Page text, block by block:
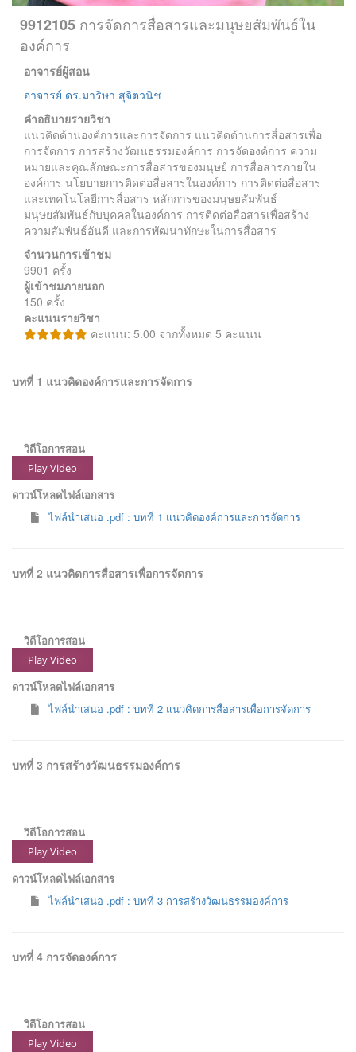
9912105 การจัดการสื่อสารและมนุษยสัมพันธ์ใน
องค์การ
อาจารย์ผู้สอน
อาจารย์ ดร.มาริษา สุจิตวนิช
คำอธิบายรายวิชา
แนวคิดด้านองค์การและการจัดการ แนวคิดด้านการสื่อสารเพื่อ
การจัดการ การสร้างวัฒนธรรมองค์การ การจัดองค์การ ความ
หมายและคุณลักษณะการสื่อสารของมนุษย์ การสื่อสารภายใน
องค์การ นโยบายการติดต่อสื่อสารในองค์การ การติดต่อสื่อสาร
และเทคโนโลยีการสื่อสาร หลักการของมนุษยสัมพันธ์
มนุษยสัมพันธ์กับบุคคลในองค์การ การติดต่อสื่อสารเพื่อสร้าง
ความสัมพันธ์อันดี และการพัฒนาทักษะในการสื่อสาร
จำนวนการเข้าชม
9901 ครั้ง
ผู้เข้าชมภายนอก
150 ครั้ง
คะแนนรายวิชา
คะแนน: 5.00 จากทั้งหมด 5 คะแนน
บทที่ 1 แนวคิดองค์การและการจัดการ
วิดีโอการสอน
Play Video
ดาวน์โหลดไฟล์เอกสาร
ไฟล์นำเสนอ .pdf : บทที่ 1 แนวคิดองค์การและการจัดการ
บทที่ 2 แนวคิดการสื่อสารเพื่อการจัดการ
วิดีโอการสอน
Play Video
ดาวน์โหลดไฟล์เอกสาร
ไฟล์นำเสนอ .pdf : บทที่ 2 แนวคิดการสื่อสารเพื่อการจัดการ
บทที่ 3 การสร้างวัฒนธรรมองค์การ
วิดีโอการสอน
Play Video
ดาวน์โหลดไฟล์เอกสาร
ไฟล์นำเสนอ .pdf : บทที่ 3 การสร้างวัฒนธรรมองค์การ
บทที่ 4 การจัดองค์การ
วิดีโอการสอน
Play Video